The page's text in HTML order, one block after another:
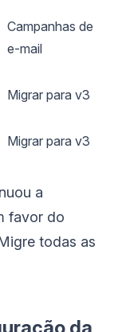
Campanhas de
e-mail
Migrar para v3
Migrar para v3
a
favor do
todas as